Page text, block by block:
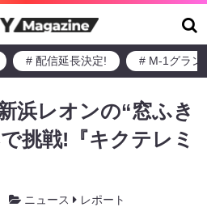
# 配信延長決定! # M-1グラン
浜レオンの“窓ふき
挑戦!『キクテレミ
ニュース レポート